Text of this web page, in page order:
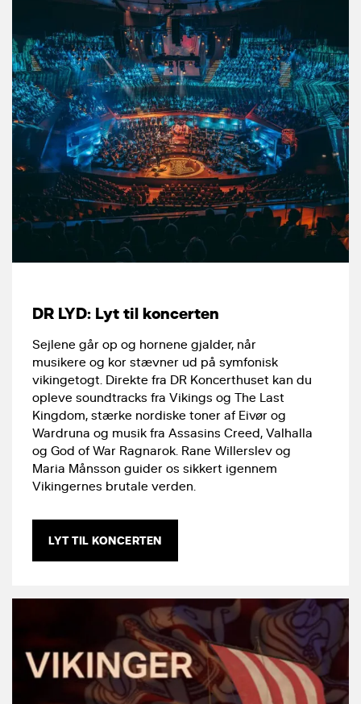
DR LYD: Lyt til koncerten
Sejlene går op og hornene gjalder, når
musikere og kor stævner ud på symfonisk
vikingetogt. Direkte fra DR Koncerthuset kan du
opleve soundtracks fra Vikings og The Last
Kingdom, stærke nordiske toner af Eivør og
Wardruna og musik fra Assasins Creed, Valhalla
og God of War Ragnarok. Rane Willerslev og
Maria Månsson guider os sikkert igennem
Vikingernes brutale verden.
LYT TIL KONCERTEN